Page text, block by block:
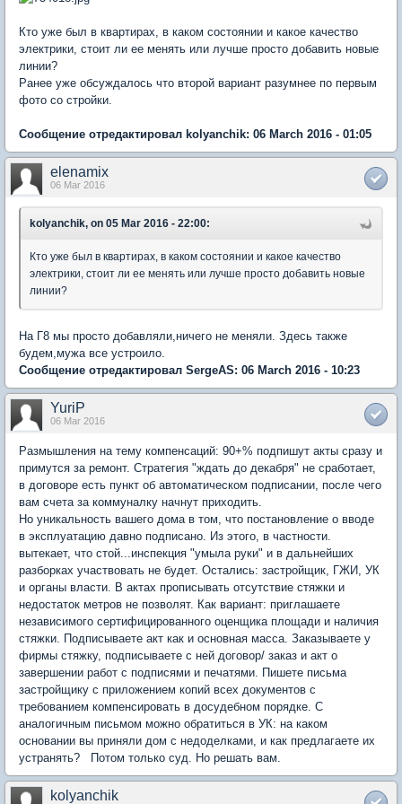
Кто уже был в квартирах, в каком состоянии и какое качество
электрики, стоит ли ее менять или лучше просто добавить новые
линии?
Ранее уже обсуждалось что второй вариант разумнее по первым
фото со стройки.
Сообщение отредактировал kolyanchik: 06 March 2016 - 01:05
elenamix
06 Mar 2016
kolyanchik, on 05 Mar 2016 - 22:00:
Кто уже был в квартирах, в каком состоянии и какое качество
электрики, стоит ли ее менять или лучше просто добавить новые
линии?
На Г8 мы просто добавляли,ничего не меняли. Здесь также
будем,мужа все устроило.
Сообщение отредактировал SergeAS: 06 March 2016 - 10:23
YuriP
06 Mar 2016
Размышления на тему компенсаций: 90+% подпишут акты сразу и
примутся за ремонт. Стратегия "ждать до декабря" не сработает,
в договоре есть пункт об автоматическом подписании, после чего
вам счета за коммуналку начнут приходить.
Но уникальность вашего дома в том, что постановление о вводе
в эксплуатацию давно подписано. Из этого, в частности.
вытекает, что стой...инспекция "умыла руки" и в дальнейших
разборках участвовать не будет. Остались: застройщик, ГЖИ, УК
и органы власти. В актах прописывать отсутствие стяжки и
недостаток метров не позволят. Как вариант: приглашаете
независимого сертифицированного оценщика площади и наличия
стяжки. Подписываете акт как и основная масса. Заказываете у
фирмы стяжку, подписываете с ней договор/ заказ и акт о
завершении работ с подписями и печатями. Пишете письма
застройщику с приложением копий всех документов с
требованием компенсировать в досудебном порядке. C
аналогичным письмом можно обратиться в УК: на каком
основании вы приняли дом с недоделками, и как предлагаете их
устранять? Потом только суд. Но решать вам.
kolyanchik